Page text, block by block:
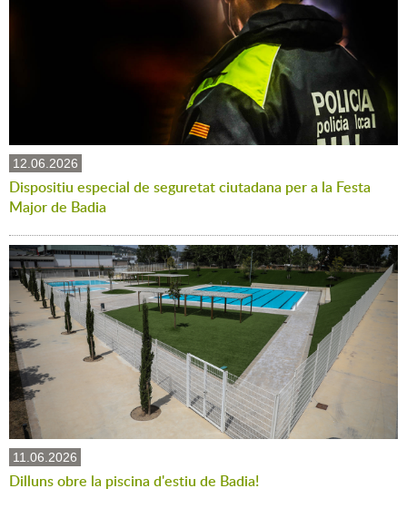
12.06.2026
Dispositiu especial de seguretat ciutadana per a la Festa
Major de Badia
11.06.2026
Dilluns obre la piscina d'estiu de Badia!